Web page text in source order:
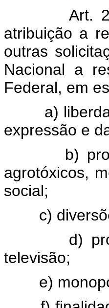
Art.
atribuição a
outras
Nacional a
Federal, em
a) liberdade
expressão e
b)
agrotóxicos,
social;
c)
d)
televisão;
e)